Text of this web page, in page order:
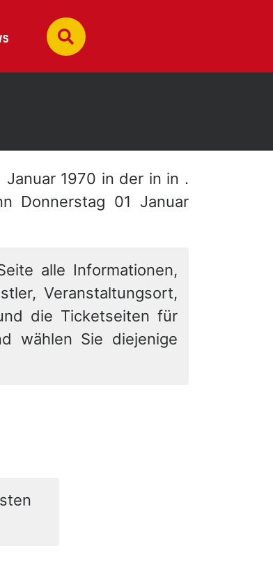
Januar 1970 in der in in .
Donnerstag 01 Januar
alle Informationen,
Veranstaltungsort,
die Ticketseiten für
wählen Sie diejenige